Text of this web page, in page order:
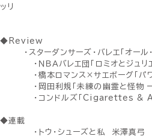
ッリ
◆Review
・スターダンサーズ・バレエ「オール
・ＮＢＡバレエ団「ロミオとジュリエ
・橋本ロマンス×サエボーグ「パワ
・岡田利規「未練の幽霊と怪物 —「
・コンドルズ「Cigarettes &
◆連載
・トウ・シューズと私 米澤真弓